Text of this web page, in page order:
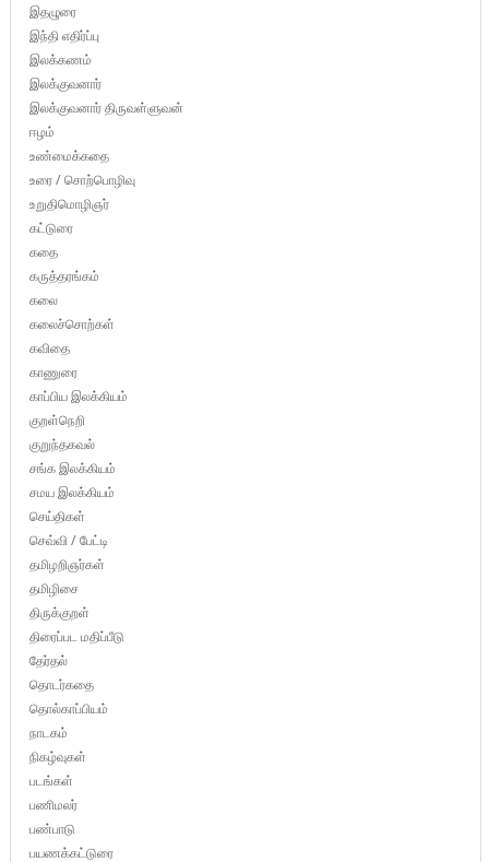
இதழுரை
இந்தி எதிர்ப்பு
இலக்கணம்
இலக்குவனார்
இலக்குவனார் திருவள்ளுவன்
ஈழம்
உண்மைக்கதை
உரை / சொற்பொழிவு
உறுதிமொழிஞர்
கட்டுரை
கதை
கருத்தரங்கம்
கலை
கலைச்சொற்கள்
கவிதை
காணுரை
காப்பிய இலக்கியம்
குறள்நெறி
குறுந்தகவல்
சங்க இலக்கியம்
சமய இலக்கியம்
செய்திகள்
செவ்வி / பேட்டி
தமிழறிஞர்கள்
தமிழிசை
திருக்குறள்
திரைப்பட மதிப்பீடு
தேர்தல்
தொடர்கதை
தொல்காப்பியம்
நாடகம்
நிகழ்வுகள்
படங்கள்
பணிமலர்
பண்பாடு
பயணக்கட்டுரை